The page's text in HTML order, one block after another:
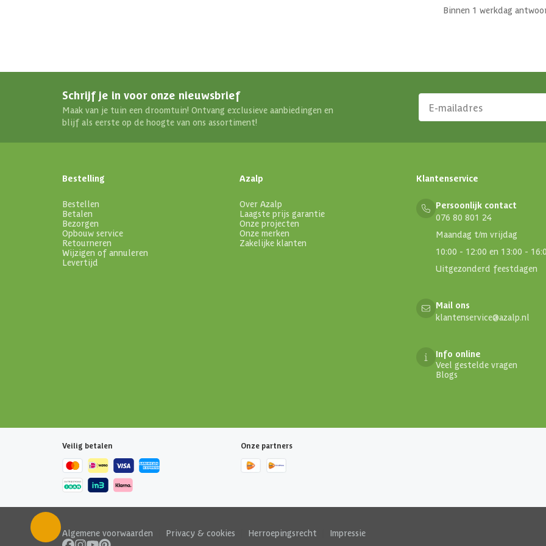
Binnen 1 werkdag
Schrijf je in voor onze nieuwsbrief
Maak van je tuin een droomtuin! Ontvang exclusieve aanbiedingen en
blijf als eerste op de hoogte van ons assortiment!
Bestelling
Bestellen
Betalen
Bezorgen
Opbouw service
Retourneren
Wijzigen of annuleren
Levertijd
Azalp
Over Azalp
Laagste prijs garantie
Onze projecten
Onze merken
Zakelijke klanten
Klantenservice
Persoonlijk contact
076 80 801 24
Maandag t/m vrijdag
10:00 - 12:00 en 13:00 -
Uitgezonderd feestdagen
Mail ons
klantenservice@azalp.nl
Info online
Veel gestelde vragen
Blogs
Veilig betalen Onze partners
Algemene voorwaarden Privacy & cookies Herroepingsrecht Impressie